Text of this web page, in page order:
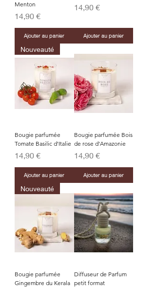
Menton
Prix
14,90 €
Ajouter au panier
Prix
14,90 €
Ajouter au panier
Nouveauté
Bougie parfumée
Tomate Basilic d'Italie
Prix
14,90 €
Ajouter au panier
Bougie parfumée Bois
de rose d'Amazonie
Prix
14,90 €
Ajouter au panier
Nouveauté
Bougie parfumée
Gingembre du Kerala
Diffuseur de Parfum
petit format